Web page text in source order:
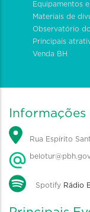
Equipamentos
Materiais de
Observatório
Principais
Venda BH
Rua Espírito
Spotify Rádio